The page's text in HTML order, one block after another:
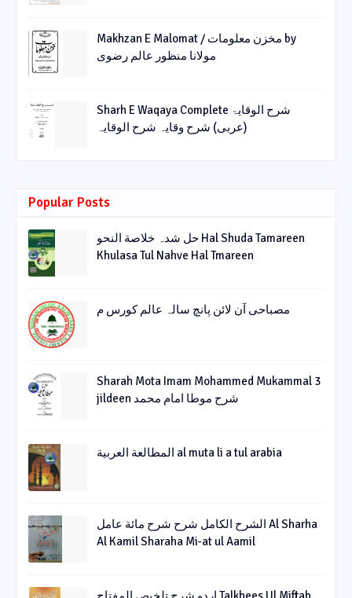
Makhzan E Malomat / مخزن معلومات by
مولانا منظور عالم رضوی
Sharh E Waqaya Complete شرح الوقایۃ
(عربی) شرح وقایہ شرح الوقایہ
Popular Posts
حل شدہ خلاصة النحو Hal Shuda Tamareen
Khulasa Tul Nahve Hal Tmareen
مصباحی آن لائن پانچ سالہ عالم کورس م
Sharah Mota Imam Mohammed Mukammal 3
jildeen شرح موطا امام محمد
المطالعة العربية al muta li a tul arabia
الشرح الکامل شرح شرح مائة عامل Al Sharha
Al Kamil Sharaha Mi-at ul Aamil